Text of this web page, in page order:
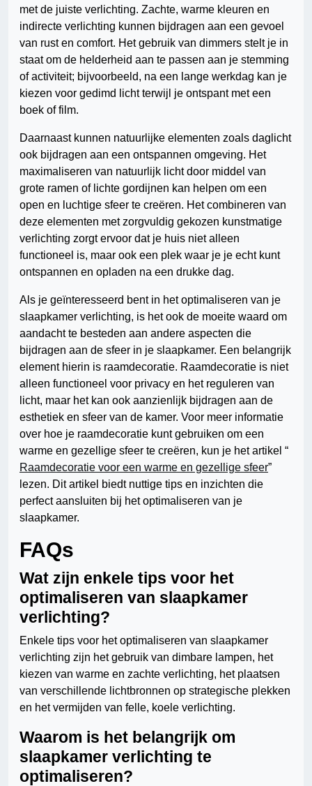
met de juiste verlichting. Zachte, warme kleuren en
indirecte verlichting kunnen bijdragen aan een gevoel
van rust en comfort. Het gebruik van dimmers stelt je in
staat om de helderheid aan te passen aan je stemming
of activiteit; bijvoorbeeld, na een lange werkdag kan je
kiezen voor gedimd licht terwijl je ontspant met een
boek of film.
Daarnaast kunnen natuurlijke elementen zoals daglicht
ook bijdragen aan een ontspannen omgeving. Het
maximaliseren van natuurlijk licht door middel van
grote ramen of lichte gordijnen kan helpen om een
open en luchtige sfeer te creëren. Het combineren van
deze elementen met zorgvuldig gekozen kunstmatige
verlichting zorgt ervoor dat je huis niet alleen
functioneel is, maar ook een plek waar je je echt kunt
ontspannen en opladen na een drukke dag.
Als je geïnteresseerd bent in het optimaliseren van je
slaapkamer verlichting, is het ook de moeite waard om
aandacht te besteden aan andere aspecten die
bijdragen aan de sfeer in je slaapkamer. Een belangrijk
element hierin is raamdecoratie. Raamdecoratie is niet
alleen functioneel voor privacy en het reguleren van
licht, maar het kan ook aanzienlijk bijdragen aan de
esthetiek en sfeer van de kamer. Voor meer informatie
over hoe je raamdecoratie kunt gebruiken om een
warme en gezellige sfeer te creëren, kun je het artikel “
Raamdecoratie voor een warme en gezellige sfeer”
lezen. Dit artikel biedt nuttige tips en inzichten die
perfect aansluiten bij het optimaliseren van je
slaapkamer.
FAQs
Wat zijn enkele tips voor het
optimaliseren van slaapkamer
verlichting?
Enkele tips voor het optimaliseren van slaapkamer
verlichting zijn het gebruik van dimbare lampen, het
kiezen van warme en zachte verlichting, het plaatsen
van verschillende lichtbronnen op strategische plekken
en het vermijden van felle, koele verlichting.
Waarom is het belangrijk om
slaapkamer verlichting te
optimaliseren?